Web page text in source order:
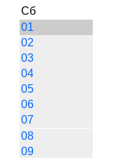
Сб
01
02
03
04
05
06
07
08
09